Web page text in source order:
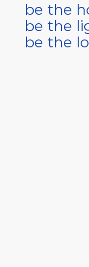
be the
be the
be the